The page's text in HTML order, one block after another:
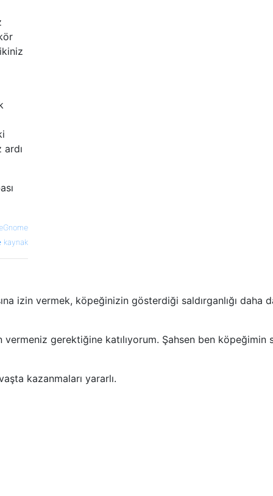
kaynak
izin vermek, köpeğinizin gösterdiği saldırganlığı daha
gerektiğine katılıyorum. Şahsen ben köpeğimin
kazanmaları yararlı.